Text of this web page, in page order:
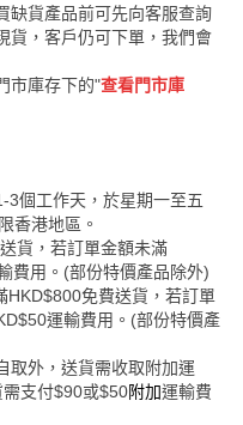
缺貨產品前可先向客服查詢
貨，客戶仍可下單，我們會
市庫存下的"查看門市庫
3個工作天，於星期一至五
香港地區。
貨，若訂單金額未滿
費用。(部份特價產品除外)
HKD$800免費送貨，若訂單
運輸費用。(部份特價產
取外，送貨需收取附加運
支付$90或$50附加運輸費